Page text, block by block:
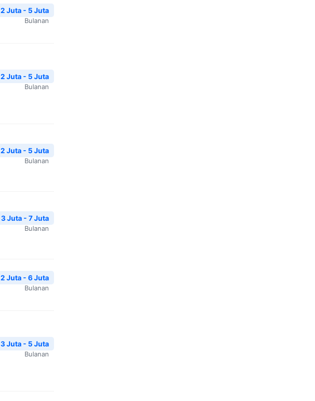
2 Juta - 5 Juta
Bulanan
2 Juta - 5 Juta
Bulanan
2 Juta - 5 Juta
Bulanan
3 Juta - 7 Juta
Bulanan
2 Juta - 6 Juta
Bulanan
3 Juta - 5 Juta
Bulanan